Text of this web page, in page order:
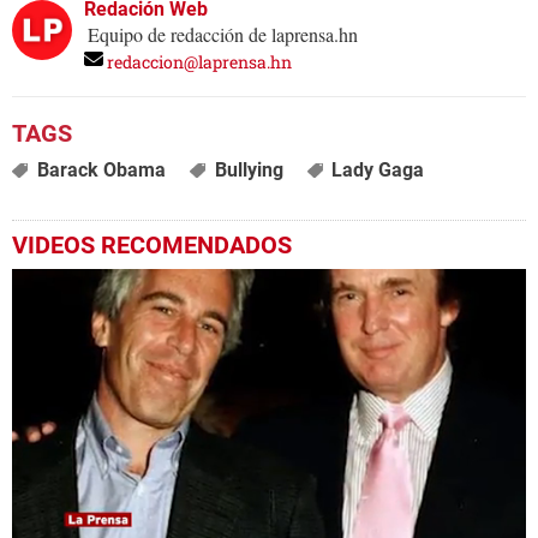
Redación Web
Equipo de redacción de laprensa.hn
redaccion@laprensa.hn
Barack Obama Bullying Lady Gaga
VIDEOS RECOMENDADOS